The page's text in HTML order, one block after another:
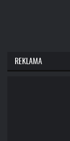
REKLAMA